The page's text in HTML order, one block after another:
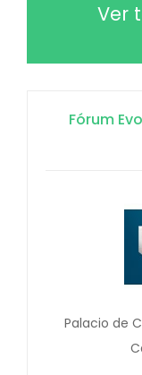
Ver
Fórum
Palacio de